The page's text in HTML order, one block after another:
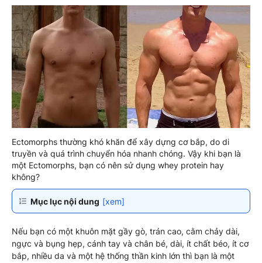
Ectomorphs thường khó khăn để xây dựng cơ bắp, do di
truyền và quá trình chuyển hóa nhanh chóng. Vậy khi bạn là
một Ectomorphs, bạn có nên sử dụng whey protein hay
không?
Mục lục nội dung [xem]
Nếu bạn có một khuôn mặt gầy gò, trán cao, cằm chảy dài,
ngực và bụng hẹp, cánh tay và chân bé, dài, ít chất béo, ít cơ
bắp, nhiều da và một hệ thống thần kinh lớn thì bạn là một